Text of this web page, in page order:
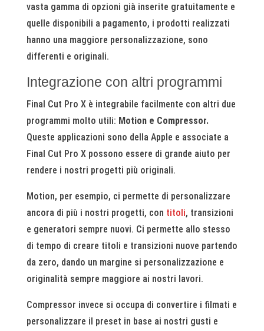
vasta gamma di opzioni già inserite gratuitamente e
quelle disponibili a pagamento, i prodotti realizzati
hanno una maggiore personalizzazione, sono
differenti e originali.
Integrazione con altri programmi
Final Cut Pro X è integrabile facilmente con altri due
programmi molto utili: Motion e Compressor.
Queste applicazioni sono della Apple e associate a
Final Cut Pro X possono essere di grande aiuto per
rendere i nostri progetti più originali.
Motion, per esempio, ci permette di personalizzare
ancora di più i nostri progetti, con titoli, transizioni
e generatori sempre nuovi. Ci permette allo stesso
di tempo di creare titoli e transizioni nuove partendo
da zero, dando un margine si personalizzazione e
originalità sempre maggiore ai nostri lavori.
Compressor invece si occupa di convertire i filmati e
personalizzare il preset in base ai nostri gusti e